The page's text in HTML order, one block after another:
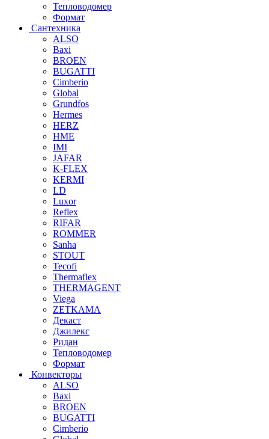
Тепловодомер
Формат
Сантехника
ALSO
Baxi
BROEN
BUGATTI
Cimberio
Global
Grundfos
Hermes
HERZ
HME
IMI
JAFAR
K-FLEX
KERMI
LD
Luxor
Reflex
RIFAR
ROMMER
Sanha
STOUT
Tecofi
Thermaflex
THERMAGENT
Viega
ZETKAMA
Декаст
Джилекс
Ридан
Тепловодомер
Формат
Конвекторы
ALSO
Baxi
BROEN
BUGATTI
Cimberio